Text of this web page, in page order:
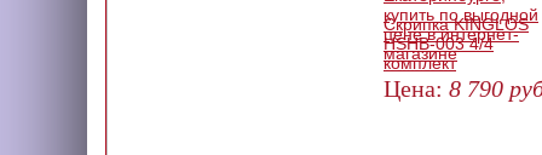
Скрипка KINGLOS
HSHB-003 4/4
комплект
Цена: 8 790